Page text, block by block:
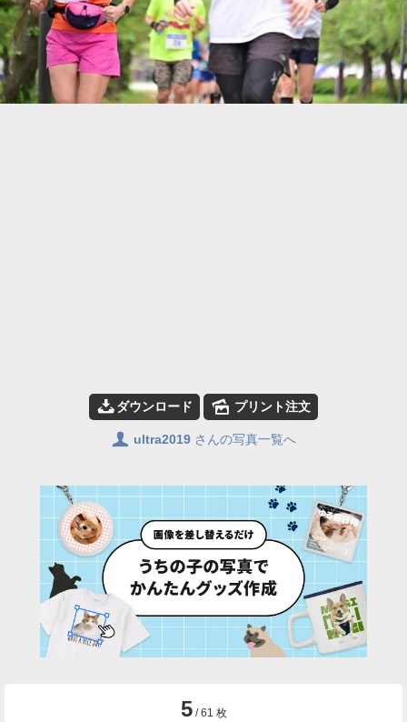
📥ダウンロード 🌄 プリント注文
👤 ultra2019 さんの写真一覧へ
5 / 61 枚